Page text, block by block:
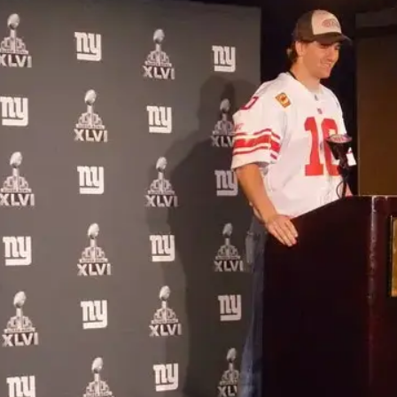
מעולם לא ראיתי כל כך הרבה חולצות של קבוצה בעיר
הקולטס בעדו כמובן. כל עוד זה מאנינג מול בריידי, לא